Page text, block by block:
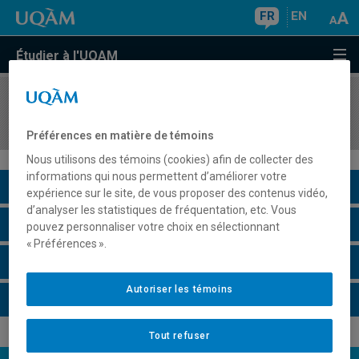
FR EN
Étudier à l'UQAM
COURS//
Description du cours
Horaire - Été 2026
Préférences en matière de témoins
Nous utilisons des témoins (cookies) afin de collecter des
informations qui nous permettent d’améliorer votre
expérience sur le site, de vous proposer des contenus vidéo,
d’analyser les statistiques de fréquentation, etc. Vous
pouvez personnaliser votre choix en sélectionnant
« Préférences ».
Tout refuser
Autoriser les témoins